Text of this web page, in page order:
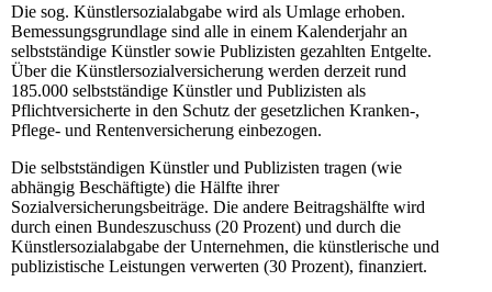
Die sog. Künstlersozialabgabe wird als Umlage erhoben.
Bemessungsgrundlage sind alle in einem Kalenderjahr an
selbstständige Künstler sowie Publizisten gezahlten Entgelte.
Über die Künstlersozialversicherung werden derzeit rund
185.000 selbstständige Künstler und Publizisten als
Pflichtversicherte in den Schutz der gesetzlichen Kranken-,
Pflege- und Rentenversicherung einbezogen.
Die selbstständigen Künstler und Publizisten tragen (wie
abhängig Beschäftigte) die Hälfte ihrer
Sozialversicherungsbeiträge. Die andere Beitragshälfte wird
durch einen Bundeszuschuss (20 Prozent) und durch die
Künstlersozialabgabe der Unternehmen, die künstlerische und
publizistische Leistungen verwerten (30 Prozent), finanziert.